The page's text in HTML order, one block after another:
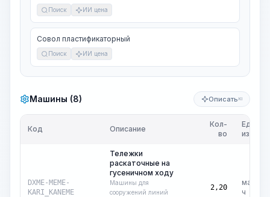
Поиск ИИ цена
Совол пластификаторный
Поиск ИИ цена
Машины (8) Описать KI
Код Описание
Кол-
во
Ед.
изм.
DXME-MEME-
KARI_KANEME
Тележки
раскаточные на
гусеничном ходу
Машины для
сооружений линий
2,20
маш.-
ч